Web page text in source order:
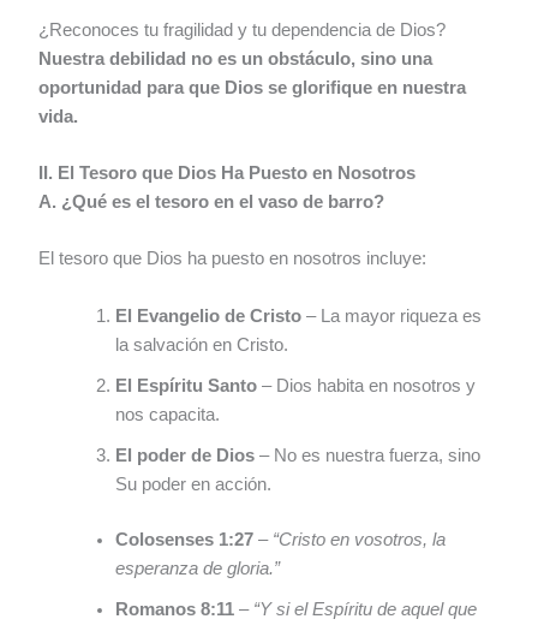
¿Reconoces tu fragilidad y tu dependencia de Dios?
Nuestra debilidad no es un obstáculo, sino una
oportunidad para que Dios se glorifique en nuestra
vida.
II. El Tesoro que Dios Ha Puesto en Nosotros
A. ¿Qué es el tesoro en el vaso de barro?
El tesoro que Dios ha puesto en nosotros incluye:
El Evangelio de Cristo – La mayor riqueza es
la salvación en Cristo.
El Espíritu Santo – Dios habita en nosotros y
nos capacita.
El poder de Dios – No es nuestra fuerza, sino
Su poder en acción.
Colosenses 1:27 – “Cristo en vosotros, la
esperanza de gloria.”
Romanos 8:11 – “Y si el Espíritu de aquel que